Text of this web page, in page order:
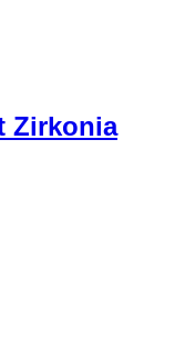
Zirkonia